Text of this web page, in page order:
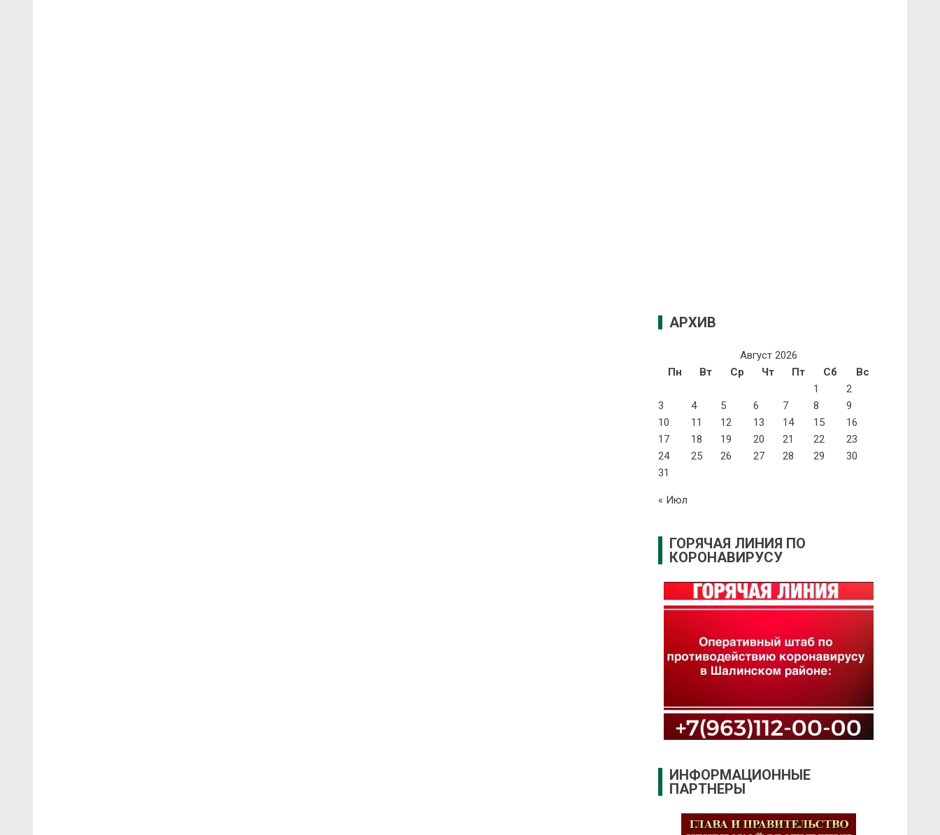
АРХИВ
Август 2026
Пн
Вт Ср Чт Пт Сб
Вс
1
2
3
4 5 6 7 8
9
10
11 12 13 14 15
16
17
18 19 20 21 22
23
24
25 26 27 28 29
30
31
« Июл
ГОРЯЧАЯ ЛИНИЯ ПО
КОРОНАВИРУСУ
ИНФОРМАЦИОННЫЕ
ПАРТНЕРЫ